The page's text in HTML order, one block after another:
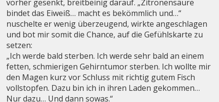
vorher gesenkt, breitbeinig darauf. „Zitronensäure
bindet das Eiweiß… macht es bekömmlich und…“
nuschelte er wenig überzeugend, wirkte angeschlagen
und bot mir somit die Chance, auf die Gefühlskarte zu
setzen:
„Ich werde bald sterben. Ich werde sehr bald an einem
fetten, schmierigen Gehirntumor sterben. Ich wollte mir
den Magen kurz vor Schluss mit richtig gutem Fisch
vollstopfen. Dazu bin ich in ihren Laden gekommen…
Nur dazu… Und dann sowas.“